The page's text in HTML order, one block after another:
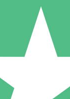
Créditos
créditos de